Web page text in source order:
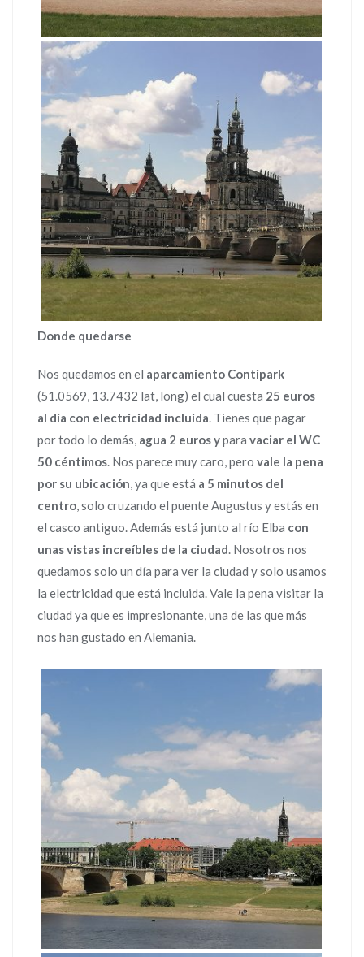
Donde quedarse
Nos quedamos en el aparcamiento Contipark
(51.0569, 13.7432 lat, long) el cual cuesta 25 euros
al día con electricidad incluida. Tienes que pagar
por todo lo demás, agua 2 euros ypara vaciar el WC
50 céntimos. Nos parece muy caro, pero vale la pena
por su ubicación, ya que está a 5 minutos del
centro, solo cruzando el puente Augustus y estás en
el casco antiguo. Además está junto al río Elba con
unas vistas increíbles de la ciudad. Nosotros nos
quedamos solo un día para ver la ciudad y solo usamos
la electricidad que está incluida. Vale la pena visitar la
ciudad ya que es impresionante, una de las que más
nos han gustado en Alemania.